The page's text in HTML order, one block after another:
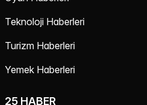
Teknoloji Haberleri
Turizm Haberleri
Yemek Haberleri
25 HABER